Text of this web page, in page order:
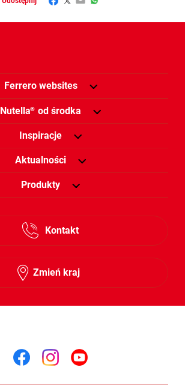
Ferrero websites
Nutella® od środka
Inspiracje
Aktualności
Produkty
Kontakt
Zmień kraj